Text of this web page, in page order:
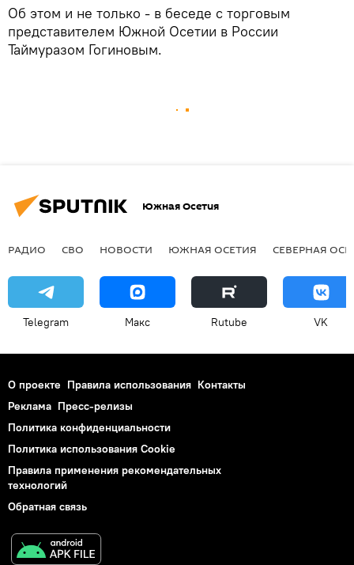
Об этом и не только - в беседе с торговым
представителем Южной Осетии в России
Таймуразом Гогиновым.
Южная Осетия
РАДИО СВО НОВОСТИ ЮЖНАЯ ОСЕТИЯ СЕВЕРНАЯ
Telegram Макс Rutube VK
О проекте Правила использования Контакты
Реклама Пресс-релизы
Политика конфиденциальности
Политика использования Cookie
Правила применения рекомендательных
технологий
Обратная связь